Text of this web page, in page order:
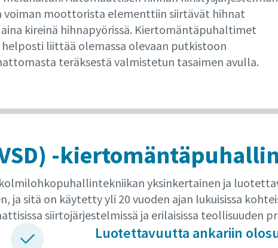
voiman moottorista elementtiin siirtävät hihnat
kireinä hihnapyörissä. Kiertomäntäpuhaltimet
helposti liittää olemassa olevaan putkistoon
teräksestä valmistetun tasaimen avulla.
-
yksinkertainen ja
ja sitä on käytetty yli 20 vuoden ajan lukuisissa
siirtojärjestelmissä ja erilaisissa teollisuuden
Luotettavuutta ankariin